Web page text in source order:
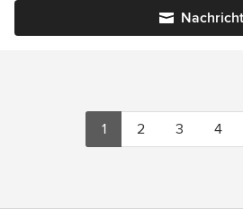
Nachricht
1 2 3 4